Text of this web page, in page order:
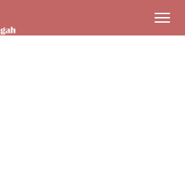
Toggle